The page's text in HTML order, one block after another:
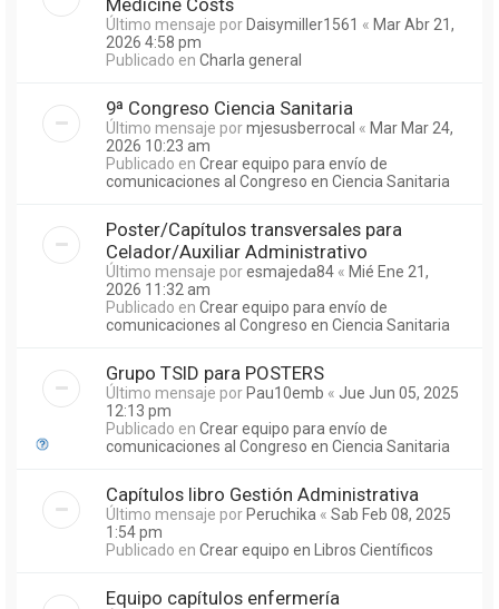
Medicine Costs
Último mensaje por Daisymiller1561 « Mar Abr 21,
2026 4:58 pm
Publicado en Charla general
9ª Congreso Ciencia Sanitaria
Último mensaje pormjesusberrocal « Mar Mar 24,
2026 10:23 am
Publicado en Crear equipo para envío de
comunicaciones al Congreso en Ciencia Sanitaria
Poster/Capítulos transversales para
Celador/Auxiliar Administrativo
Último mensaje poresmajeda84 « Mié Ene 21,
2026 11:32 am
Publicado en Crear equipo para envío de
comunicaciones al Congreso en Ciencia Sanitaria
Grupo TSID para POSTERS
Último mensaje por Pau10emb « Jue Jun 05, 2025
12:13 pm
Publicado en Crear equipo para envío de
comunicaciones al Congreso en Ciencia Sanitaria
Capítulos libro Gestión Administrativa
Último mensaje por Peruchika « Sab Feb 08, 2025
1:54 pm
Publicado en Crear equipo en Libros Científicos
Equipo capítulos enfermería